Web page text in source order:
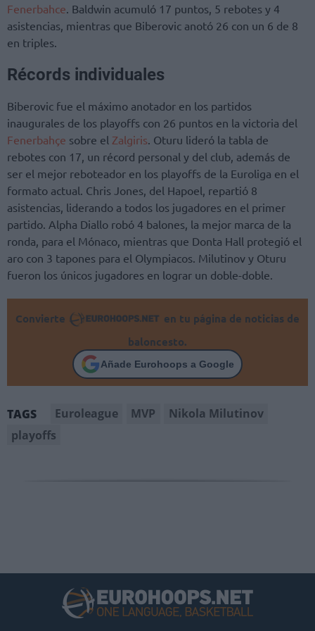
Fenerbahce . Baldwin acumuló 17 puntos, 5 rebotes y 4
asistencias, mientras que Biberovic anotó 26 con un 6 de 8
en triples.
Récords individuales
Biberovic fue el máximo anotador en los partidos
inaugurales de los playoffs con 26 puntos en la victoria del
Fenerbahçe sobre el Zalgiris . Oturu lideró la tabla de
rebotes con 17, un récord personal y del club, además de
ser el mejor reboteador en los playoffs de la Euroliga en el
formato actual. Chris Jones, del Hapoel, repartió 8
asistencias, liderando a todos los jugadores en el primer
partido. Alpha Diallo robó 4 balones, la mejor marca de la
ronda, para el Mónaco, mientras que Donta Hall protegió el
aro con 3 tapones para el Olympiacos. Milutinov y Oturu
fueron los únicos jugadores en lograr un doble-doble.
Convierte
en tu página de noticias de
baloncesto.
Añade Eurohoops a Google
TAGS Euroleague MVP
Nikola Milutinov
playoffs